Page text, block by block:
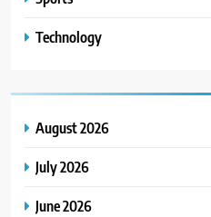
Technology
August 2026
July 2026
June 2026